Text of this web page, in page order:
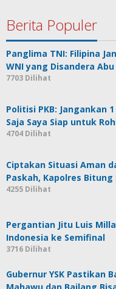
Berita Populer
Panglima TNI: Filipina
WNI yang Disandera
7703 Dilihat
Politisi PKB: Jangankan
Saja Saya Siap untuk
4704 Dilihat
Ciptakan Situasi Aman
Paskah, Kapolres
4255 Dilihat
Pergantian Jitu Luis
Indonesia ke Semifinal
3716 Dilihat
Gubernur YSK Pastikan
Mahawu dan Bailang